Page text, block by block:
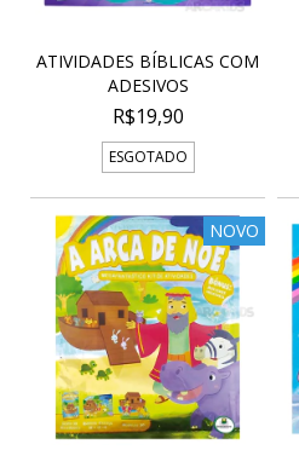
ATIVIDADES BÍBLICAS COM
ADESIVOS
R$19,90
ESGOTADO
NOVO